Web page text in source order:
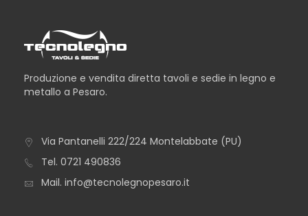
Produzione e vendita diretta tavoli e sedie in legno e
metallo a Pesaro.
Via Pantanelli 222/224 Montelabbate (PU)
Tel. 0721 490836
Mail. info@tecnolegnopesaro.it